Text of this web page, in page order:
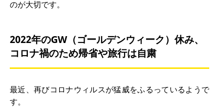
のが大切です。
2022年のGW（ゴールデンウィーク）休み、
コロナ禍のため帰省や旅行は自粛
最近、再びコロナウィルスが猛威をふるっているようで
す。